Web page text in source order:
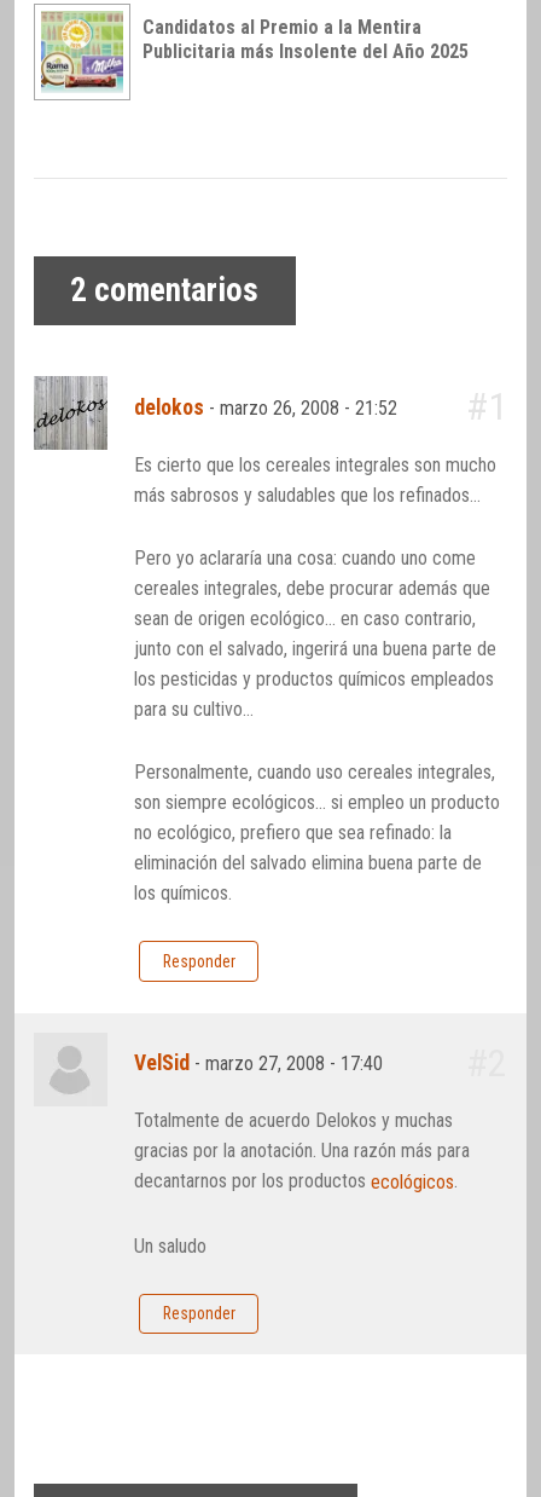
Candidatos al Premio a la Mentira
Publicitaria más Insolente del Año 2025
2 comentarios
delokos -marzo 26, 2008 - 21:52 #1
Es cierto que los cereales integrales son mucho
más sabrosos y saludables que los refinados…
Pero yo aclararía una cosa: cuando uno come
cereales integrales, debe procurar además que
sean de origen ecológico… en caso contrario,
junto con el salvado, ingerirá una buena parte de
los pesticidas y productos químicos empleados
para su cultivo…
Personalmente, cuando uso cereales integrales,
son siempre ecológicos… si empleo un producto
no ecológico, prefiero que sea refinado: la
eliminación del salvado elimina buena parte de
los químicos.
Responder
VelSid -marzo 27, 2008 - 17:40
Totalmente de acuerdo Delokos y muchas
gracias por la anotación. Una razón más para
decantarnos por los productosecológicos.
Un saludo
Responder